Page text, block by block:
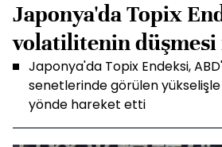
Japonya'da Topix
volatilitenin
Japonya'da Topix Endeksi,
senetlerinde görülen
yönde hareket etti